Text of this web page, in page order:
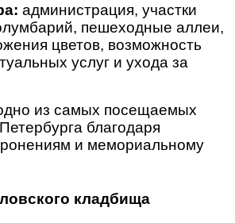
администрация, участки
пешеходные аллеи,
цветов, возможность
услуг и ухода за
из самых посещаемых
благодаря
и мемориальному
кладбища